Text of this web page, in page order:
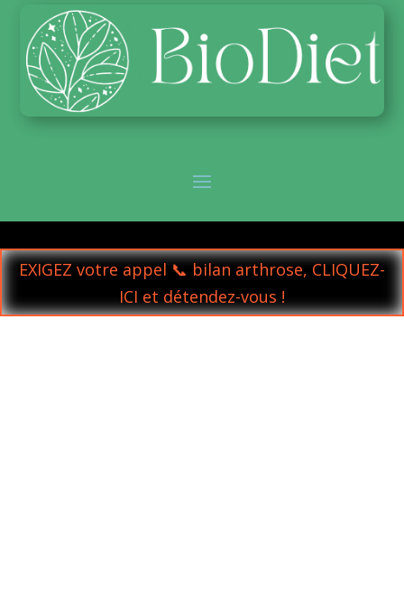
EXIGEZ votre appel 📞 bilan arthrose, CLIQUEZ-
ICI et détendez-vous !